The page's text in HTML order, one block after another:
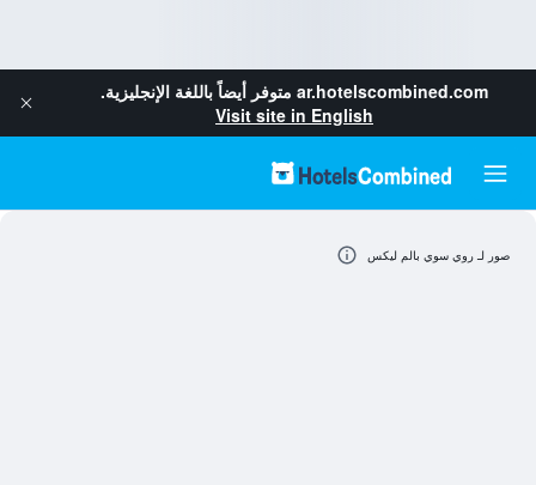
ar.hotelscombined.com متوفر أيضاً باللغة الإنجليزية.
Visit site in English
صور لـ روي سوي بالم ليكس